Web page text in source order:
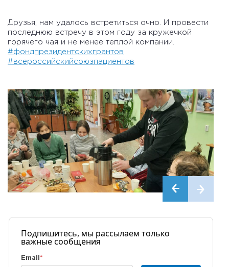
Друзья, нам удалось встретиться очно. И провести
последнюю встречу в этом году за кружечкой
горячего чая и не менее теплой компании.
#фондпрезидентскихгрантов
#всероссийскийсоюзпациентов
Подпишитесь, мы рассылаем только
важные сообщения
Email *